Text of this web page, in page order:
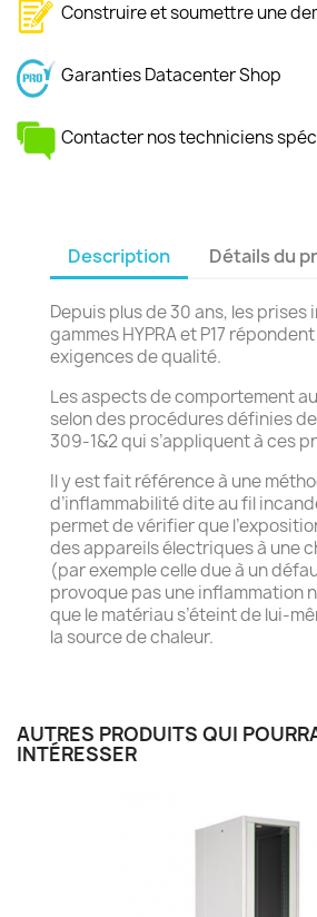
Construire et soumettre une
Garanties Datacenter Shop
Contacter nos techniciens
Description Détails du
Depuis plus de 30 ans, les prises
gammes HYPRA et P17
exigences de qualité.
Les aspects de comportement
selon des procédures définies
309-1&2 qui s’appliquent à ces
Il y est fait référence à une
d’inflammabilité dite au fil
permet de vérifier que
des appareils électriques à une
(par exemple celle due à un
provoque pas une inflammation
que le matériau s’éteint de lui-
la source de chaleur.
AUTRES PRODUITS QUI
INTÉRESSER